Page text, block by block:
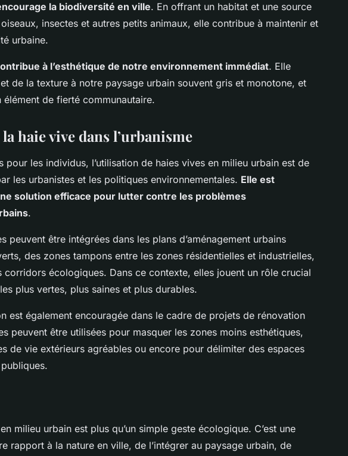
la biodiversité en ville. En offrant un habitat et une source
insectes et autres petits animaux, elle contribue à maintenir et
urbaine.
à l’esthétique de notre environnement immédiat. Elle
de la texture à notre paysage urbain souvent gris et monotone, et
élément de fierté communautaire.
haie vive dans l’urbanisme
pour les individus, l’utilisation de haies vives en milieu urbain est de
les urbanistes et les politiques environnementales. Elle est
solution efficace pour lutter contre les problèmes
.
peuvent être intégrées dans les plans d’aménagement urbains
des zones tampons entre les zones résidentielles et industrielles,
corridors écologiques. Dans ce contexte, elles jouent un rôle crucial
plus vertes, plus saines et plus durables.
est également encouragée dans le cadre de projets de rénovation
peuvent être utilisées pour masquer les zones moins esthétiques,
de vie extérieurs agréables ou encore pour délimiter des espaces
milieu urbain est plus qu’un simple geste écologique. C’est une
rapport à la nature en ville, de l’intégrer au paysage urbain, de